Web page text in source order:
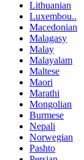
Lithuanian
Luxembou..
Macedonian
Malagasy
Malay
Malayalam
Maltese
Maori
Marathi
Mongolian
Burmese
Nepali
Norwegian
Pashto